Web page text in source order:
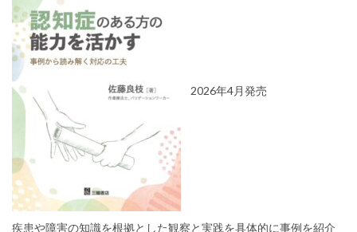
2026年4月発売
疾患や障害の知識を根拠とした観察と実践を具体的に事例を紹介